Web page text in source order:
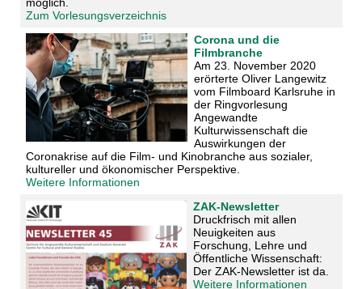
Zum Vorlesungsverzeichnis
Corona und die
Filmbranche
Am 23. November 2020
erörterte Oliver Langewitz
vom Filmboard Karlsruhe in
der Ringvorlesung
Angewandte
Kulturwissenschaft die
Auswirkungen der
Coronakrise auf die Film- und Kinobranche aus sozialer,
kultureller und ökonomischer Perspektive.
Weitere Informationen
ZAK-Newsletter
Druckfrisch mit allen
Neuigkeiten aus
Forschung, Lehre und
Öffentliche Wissenschaft:
Der ZAK-Newsletter ist da.
Weitere Informationen